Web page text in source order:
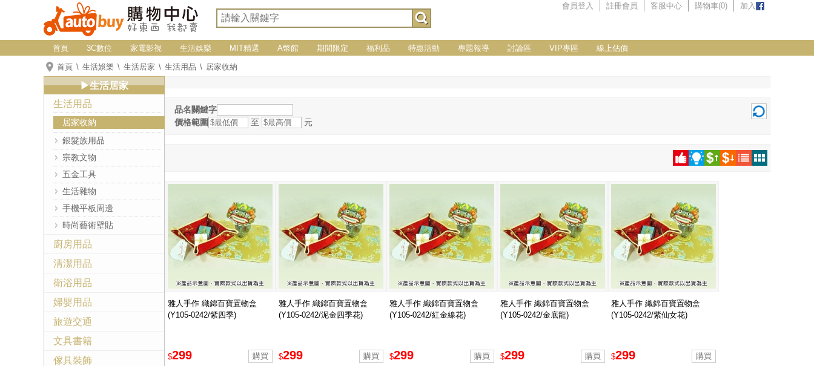
會員登入 註冊會員 客服中心 購物車(0) 加入
首頁 3C數位 家電影視 生活娛樂 MIT精選 A幣館 期間限定 福利品 特惠活動 專題報導 討論區 VIP專區 線上估價
首頁 生活娛樂 生活居家 生活用品 居家收納
品名關鍵字
價格範圍
至 元
雅人手作 織錦百寶置物盒
(Y105-0242/紫四季)
$299
雅人手作 織錦百寶置物盒
(Y105-0242/泥金四季花)
$299
雅人手作 織錦百寶置物盒
(Y105-0242/紅金線花)
$299
雅人手作 織錦百寶置物盒
(Y105-0242/金底龍)
$299
雅人手作 織錦百寶置物盒
(Y105-0242/紫仙女花)
$299
▶生活居家
生活用品
居家收納
銀髮族用品
宗教文物
五金工具
生活雜物
手機平板周邊
時尚藝術壁貼
廚房用品
清潔用品
衛浴用品
婦嬰用品
旅遊交通
文具書籍
傢具裝飾